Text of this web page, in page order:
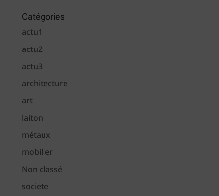
Catégories
actu1
actu2
actu3
architecture
art
laiton
métaux
mobilier
Non classé
societe